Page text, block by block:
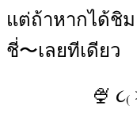
แต่ถ้าหากได้ชิม
ชี่〜เลยทีเดียว
🍨